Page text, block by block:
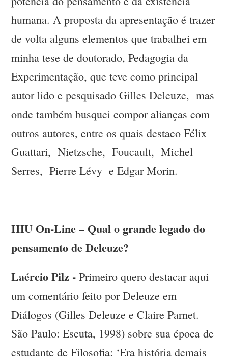
humana. A proposta da apresentação é trazer
de volta alguns elementos que trabalhei em
minha tese de doutorado, Pedagogia da
Experimentação, que teve como principal
autor lido e pesquisado Gilles Deleuze, mas
onde também busquei compor alianças com
outros autores, entre os quais destaco Félix
Guattari, Nietzsche, Foucault, Michel
Serres, Pierre Lévy e Edgar Morin.
IHU On-Line – Qual o grande legado do
pensamento de Deleuze?
Laércio Pilz - Primeiro quero destacar aqui
um comentário feito por Deleuze em
Diálogos (Gilles Deleuze e Claire Parnet.
São Paulo: Escuta, 1998) sobre sua época de
estudante de Filosofia: ‘Era história demais